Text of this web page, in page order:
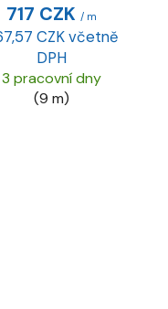
717 CZK / m
CZK včetně
DPH
3 pracovní dny
(9 m)